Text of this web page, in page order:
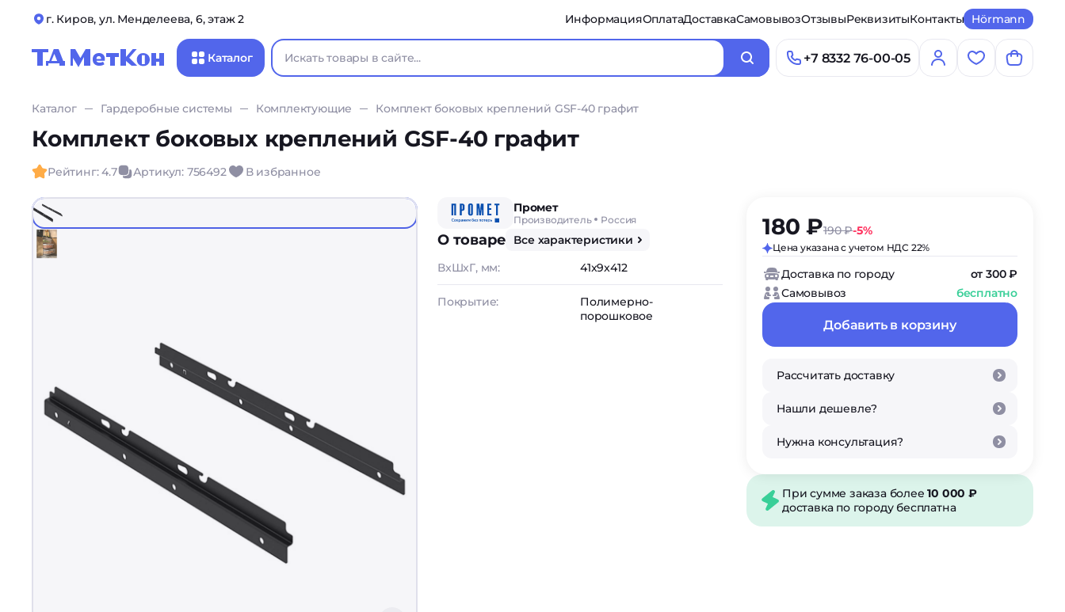
г. Киров, ул. Менделеева, 6, этаж 2 ИнформацияОплатаДоставкаСамовывозОтзывыРеквизитыКонтакты Hörmann
Каталог +7 8332 76-00-05
Каталог Гардеробные системы Комплектующие Комплект боковых креплений GSF-40 графит
Комплект боковых креплений GSF-40 графит
Рейтинг: 4.7 Артикул: 756492 В избранное
Промет
Производитель Россия
О товаре
Все характеристики
ВxШxГ, мм:
41x9x412
Покрытие:
Полимерно-
порошковое
180 ₽190 ₽-5%
Цена указана с учетом НДС 22%
Доставка по городу
от 300 ₽
Самовывоз
бесплатно
Добавить в корзину
Рассчитать доставку
Нашли дешевле?
Нужна консультация?
При сумме заказа более10 000 ₽
доставка по городу бесплатна